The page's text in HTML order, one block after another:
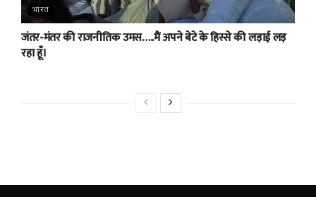
भारत
जंतर-मंतर की राजनीतिक उमस…..मैं अपने बेटे के हिस्से की लड़ाई लड़
रहा हूँ।